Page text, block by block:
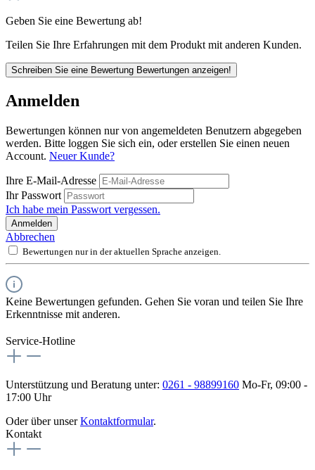
Geben Sie eine Bewertung ab!
Teilen Sie Ihre Erfahrungen mit dem Produkt mit anderen Kunden.
Schreiben Sie eine Bewertung Bewertungen anzeigen!
Anmelden
Bewertungen können nur von angemeldeten Benutzern abgegeben
werden. Bitte loggen Sie sich ein, oder erstellen Sie einen neuen
Account. Neuer Kunde?
Ihre E-Mail-Adresse
Ihr Passwort
Ich habe mein Passwort vergessen.
Anmelden
Abbrechen
Bewertungen nur in der aktuellen Sprache anzeigen.
Keine Bewertungen gefunden. Gehen Sie voran und teilen Sie Ihre
Erkenntnisse mit anderen.
Service-Hotline
Unterstützung und Beratung unter: 0261 - 98899160 Mo-Fr, 09:00 -
17:00 Uhr
Oder über unserKontaktformular.
Kontakt